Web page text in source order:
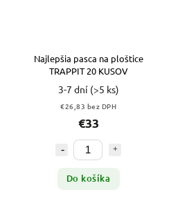
Najlepšia pasca na ploštice
TRAPPIT 20 KUSOV
3-7 dní (>5 ks)
€26,83 bez DPH
€33
Do košíka